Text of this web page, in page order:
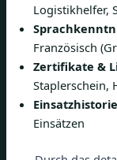
Logistikhelfer,
Französisch
Zertifikate &
Staplerschein,
Einsätzen